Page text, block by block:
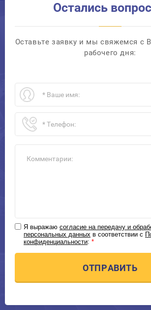
Остались
Оставьте заявку и мы свяжемся с
рабочего дня:
Я выражаю согласие на передачу и
персональных данных в соответствии с
конфиденциальности: *
ОТПРАВИТЬ